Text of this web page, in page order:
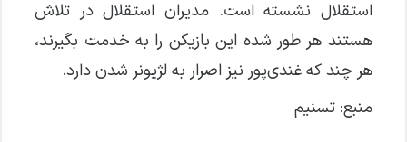
استقلال نشسته است. مدیران استقلال در تلاش
هستند هر طور شده این بازیکن را به خدمت بگیرند،
هر چند که غندی‌پور نیز اصرار به لژیونر شدن دارد.
منبع:تسنیم